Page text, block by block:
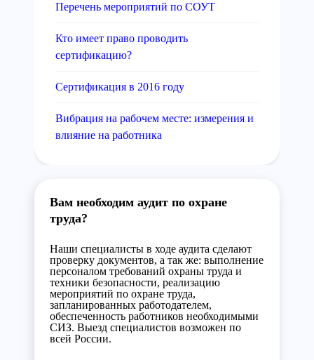
Перечень мероприятий по СОУТ
Кто имеет право проводить
сертификацию?
Сертификация в 2016 году
Вибрация на рабочем месте: измерения и
влияние на работника
Вам необходим аудит по охране
труда?
Наши специалисты в ходе аудита сделают
проверку документов, а так же: выполнение
персоналом требований охраны труда и
техники безопасности, реализацию
мероприятий по охране труда,
запланированных работодателем,
обеспеченность работников необходимыми
СИЗ. Выезд специалистов возможен по
всей России.